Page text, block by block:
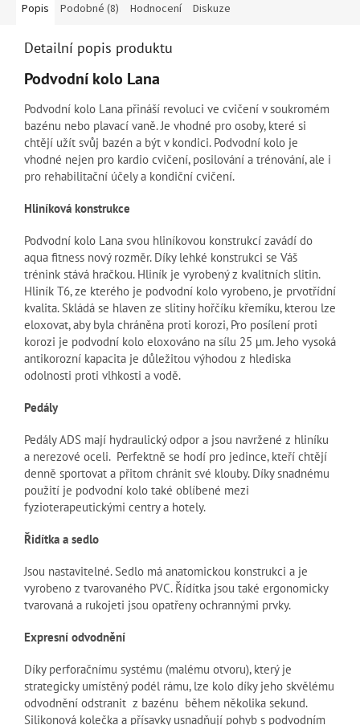
Popis Podobné (8) Hodnocení Diskuze
Detailní popis produktu
Podvodní kolo Lana
Podvodní kolo Lana přináší revoluci ve cvičení v soukromém
bazénu nebo plavací vaně.Je vhodné pro osoby, které si
chtějí užít svůj bazén a být v kondici. Podvodní kolo je
vhodné nejen pro kardio cvičení, posilování a trénování, ale i
pro rehabilitační účely a kondiční cvičení.
Hliníková konstrukce
Podvodní kolo Lana svou hliníkovou konstrukcí zavádí do
aqua fitness nový rozměr. Díky lehké konstrukci se Váš
trénink stává hračkou. Hliník je vyrobený z kvalitních slitin.
Hliník T6, ze kterého je podvodní kolo vyrobeno, je prvotřídní
kvalita. Skládá se hlaven ze slitiny hořčíku křemíku, kterou lze
eloxovat, aby byla chráněna proti korozi, Pro posílení proti
korozi je podvodní kolo eloxováno na sílu 25 μm. Jeho vysoká
antikorozní kapacita je důležitou výhodou z hlediska
odolnosti proti vlhkosti a vodě.
Pedály
Pedály ADS mají hydraulický odpor a jsou navržené z hliníku
a nerezové oceli. Perfektně se hodí pro jedince, kteří chtějí
denně sportovat a přitom chránit své klouby. Díky snadnému
použití je podvodní kolo také oblíbené mezi
fyzioterapeutickými centry a hotely.
Řidítka a sedlo
Jsou nastavitelné. Sedlo má anatomickou konstrukci a je
vyrobeno z tvarovaného PVC. Řídítka jsou také ergonomicky
tvarovaná a rukojeti jsou opatřeny ochrannými prvky.
Expresní odvodnění
Díky perforačnímu systému (malému otvoru), který je
strategicky umístěný podél rámu, lze kolo díky jeho skvělému
odvodnění odstranit z bazénu během několika sekund.
Silikonová kolečka a přísavky usnadňují pohyb s podvodním